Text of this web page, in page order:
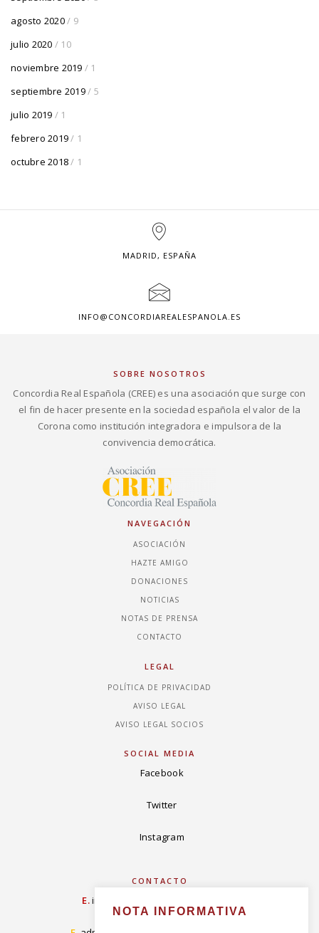
agosto 2020/ 9
julio 2020 / 10
noviembre 2019 / 1
septiembre 2019/ 5
julio 2019 / 1
febrero 2019/ 1
octubre 2018/ 1
MADRID, ESPAÑA
INFO@CONCORDIAREALESPANOLA.ES
SOBRE NOSOTROS
Concordia Real Española (CREE) es una asociación que surge con
el fin de hacer presente en la sociedad española el valor de la
Corona como institución integradora e impulsora de la
convivencia democrática.
NAVEGACIÓN
ASOCIACIÓN
HAZTE AMIGO
DONACIONES
NOTICIAS
NOTAS DE PRENSA
CONTACTO
LEGAL
POLÍTICA DE PRIVACIDAD
AVISO LEGAL
AVISO LEGAL SOCIOS
SOCIAL MEDIA
Facebook
Twitter
Instagram
CONTACTO
E.info@concordiarealespanola.es
NOTA INFORMATIVA